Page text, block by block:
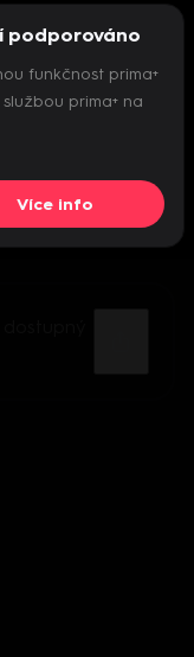
podporováno
funkčnost prima+
prima+ na
Více info